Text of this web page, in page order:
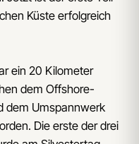
Küste erfolgreich
ein 20 Kilometer
dem Offshore-
dem Umspannwerk
Die erste der drei